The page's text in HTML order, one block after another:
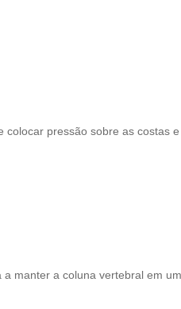
pressão sobre as costas
manter a coluna vertebral em